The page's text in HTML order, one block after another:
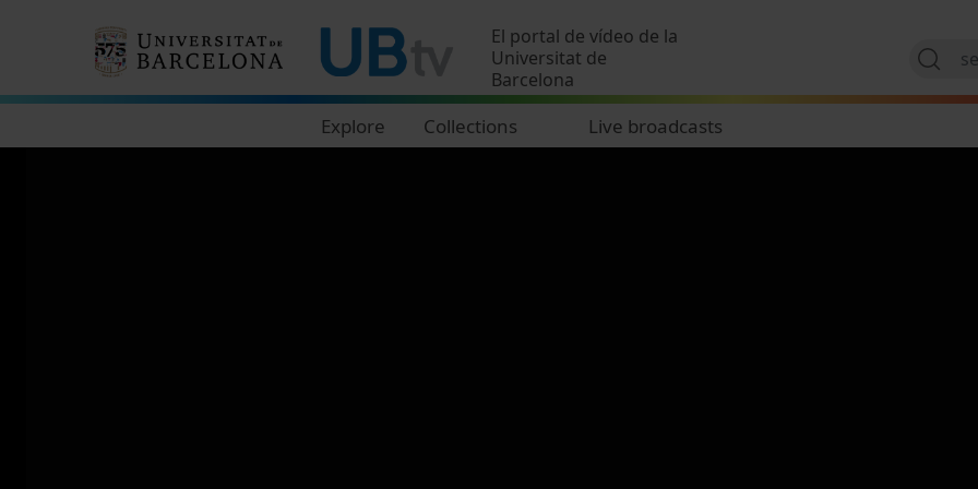
El portal de vídeo de la
Universitat de
Barcelona
Explore Collections Live broadcasts